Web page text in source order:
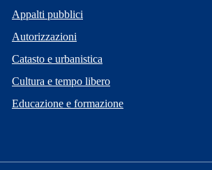
Appalti pubblici
Autorizzazioni
Catasto e urbanistica
Cultura e tempo libero
Educazione e formazione